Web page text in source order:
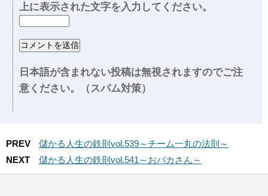
上に表示された文字を入力してください。
日本語が含まれない投稿は無視されますのでご注
意ください。（スパム対策）
PREV
儲かる人生の鉄則vol.539～チーム一丸の法則～
NEXT
儲かる人生の鉄則vol.541～おバカさん～